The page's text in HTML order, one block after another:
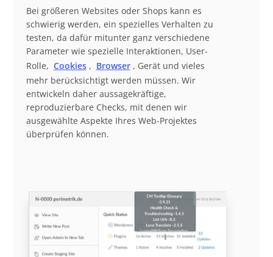
Bei größeren Websites oder Shops kann es
schwierig werden, ein spezielles Verhalten zu
testen, da dafür mitunter ganz verschiedene
Parameter wie spezielle Interaktionen, User-
Rolle, Cookies , Browser , Gerät und vieles
mehr berücksichtigt werden müssen. Wir
entwickeln daher aussagekräftige,
reproduzierbare Checks, mit denen wir
ausgewählte Aspekte Ihres Web-Projektes
überprüfen können.